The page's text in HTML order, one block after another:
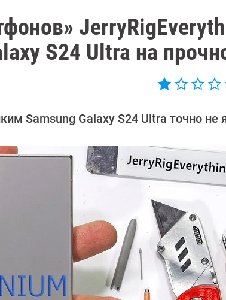
S24 Ultra на
Samsung Galaxy S24 Ultra точно не